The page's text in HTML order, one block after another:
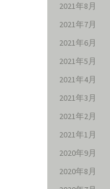
2021年8月
2021年7月
2021年6月
2021年5月
2021年4月
2021年3月
2021年2月
2021年1月
2020年9月
2020年8月